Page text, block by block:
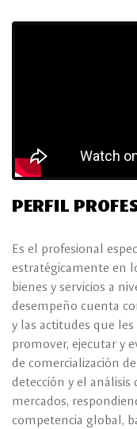
PERFIL
Es el profesional
estratégicamente en
bienes y servicios a
desempeño cuenta
y las actitudes que
promover, ejecutar y
de comercialización
detección y el análisis
mercados,
competencia global,